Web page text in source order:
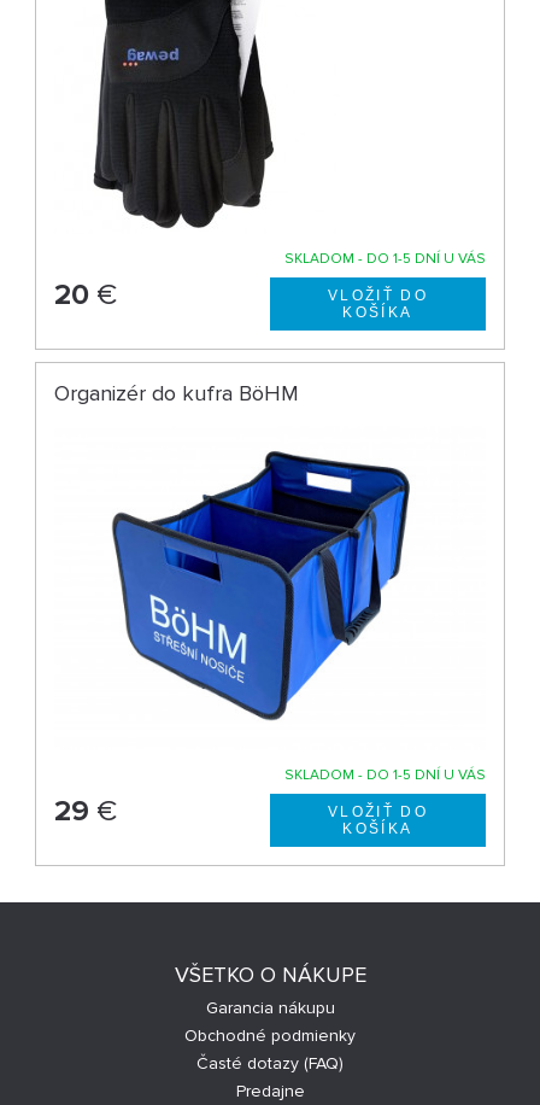
SKLADOM - DO 1-5 DNÍ U VÁS
20 €
Organizér do kufra BöHM
SKLADOM - DO 1-5 DNÍ U VÁS
29 €
VŠETKO O NÁKUPE
Garancia nákupu
Obchodné podmienky
Časté dotazy (FAQ)
Predajne